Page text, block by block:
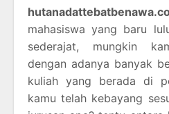
mahasiswa yang baru
sederajat, mungkin
dengan adanya banyak
kuliah yang berada di
kamu telah kebayang